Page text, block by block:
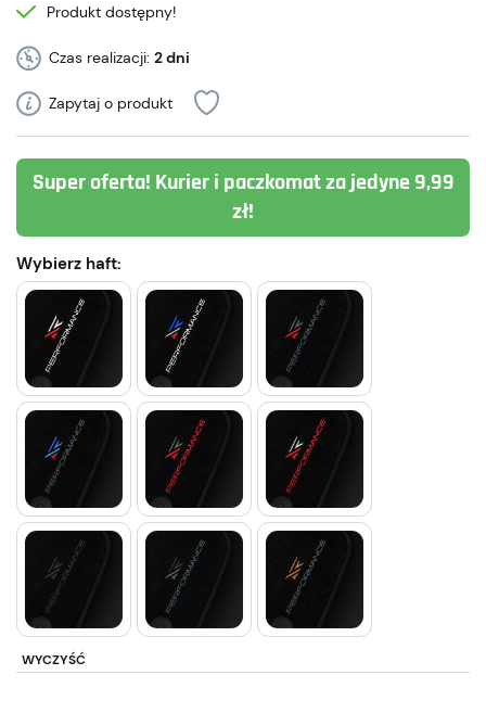
Produkt dostępny!
Czas realizacji: 2 dni
Zapytaj o produkt
Super oferta! Kurier i paczkomat za jedyne 9,99
zł!
Wybierz haft:
WYCZYŚĆ